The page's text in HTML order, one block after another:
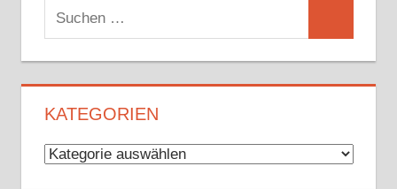
Suchen
nach:
KATEGORIEN
Kategorien